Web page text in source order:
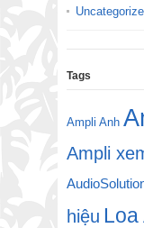
Tags
Ampli Anh
Ampli
hiệu Loa